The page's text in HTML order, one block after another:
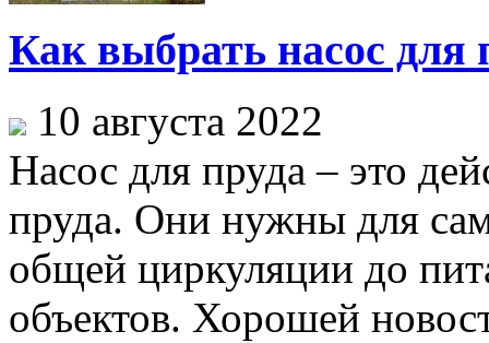
Как выбрать насос для
10 августа 2022
Насос для пруда – это
пруда. Они нужны для
общей циркуляции до
объектов. Хорошей